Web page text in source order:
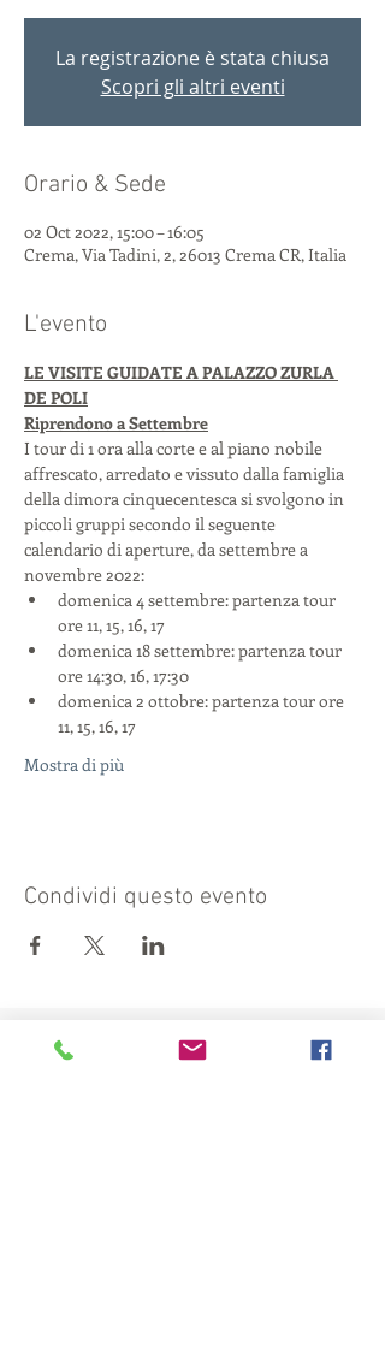
La registrazione è stata chiusa
Scopri gli altri eventi
Orario & Sede
02 Oct 2022, 15:00 – 16:05
Crema, Via Tadini, 2, 26013 Crema CR, Italia
L'evento
LE VISITE GUIDATE A PALAZZO ZURLA
DE POLI
Riprendono a Settembre
I tour di 1 ora alla corte e al piano nobile
affrescato, arredato e vissuto dalla famiglia
della dimora cinquecentesca si svolgono in
piccoli gruppi secondo il seguente
calendario di aperture, da settembre a
novembre 2022:
domenica 4 settembre: partenza tour
ore 11, 15, 16, 17
domenica 18 settembre: partenza tour
ore 14:30, 16, 17:30
domenica 2 ottobre: partenza tour ore
11, 15, 16, 17
Mostra di più
Condividi questo evento